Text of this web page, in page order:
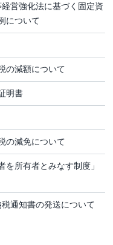
経営強化法に基づく固定資
について
の減額について
明書
の減免について
を所有者とみなす制度」
通知書の発送について